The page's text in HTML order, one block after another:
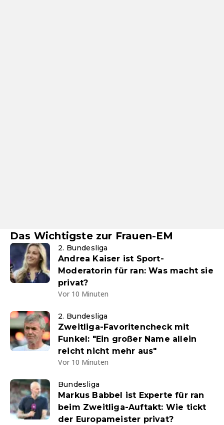
Das Wichtigste zur Frauen-EM
2. Bundesliga
Andrea Kaiser ist Sport-
Moderatorin für ran: Was macht sie
privat?
Vor 10 Minuten
2. Bundesliga
Zweitliga-Favoritencheck mit
Funkel: "Ein großer Name allein
reicht nicht mehr aus"
Vor 10 Minuten
Bundesliga
Markus Babbel ist Experte für ran
beim Zweitliga-Auftakt: Wie tickt
der Europameister privat?